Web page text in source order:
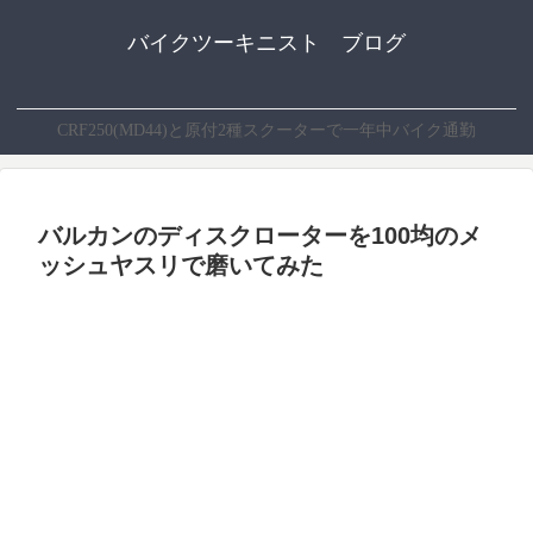
バイクツーキニスト ブログ
CRF250(MD44)と原付2種スクーターで一年中バイク通勤
バルカンのディスクローターを100均のメ
ッシュヤスリで磨いてみた